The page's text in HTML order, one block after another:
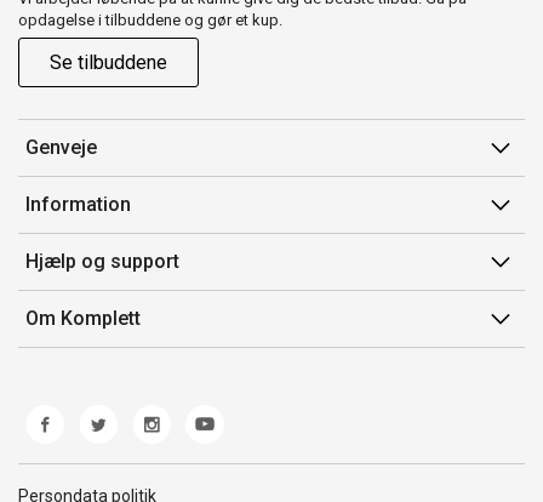
opdagelse i tilbuddene og gør et kup.
Se tilbuddene
Genveje
Min side
Ordrehistorik
Gavekort
Information
Salgsbetingelser
Mærker/producent
Fortrydelsesret
Hjælp og support
Kontakt os
Kundeservice
Fejl/Mangler
Fragt og levering
Om Komplett
Persondata politik